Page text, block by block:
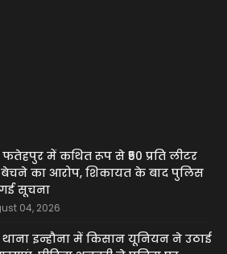
में कथित रूप से ₹50 प्रति लीटर
का आरोप, शिकायत के बाद पुलिस
सूचना
04, 2026
इन्हौना में किसान यूनियन ने उठाई